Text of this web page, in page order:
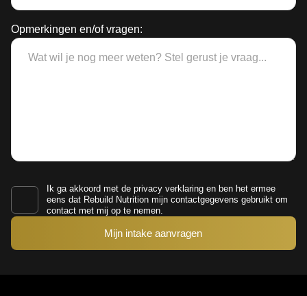
Opmerkingen en/of vragen:
Ik ga akkoord met de privacy verklaring en ben het ermee
eens dat Rebuild Nutrition mijn contactgegevens gebruikt om
contact met mij op te nemen.